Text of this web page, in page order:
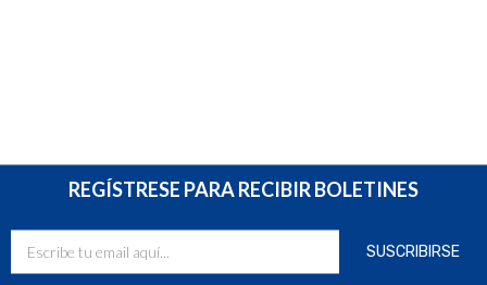
REGÍSTRESE PARA RECIBIR BOLETINES